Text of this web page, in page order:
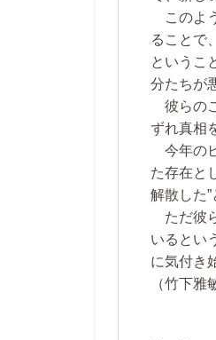
このよ
ることで
というこ
分たちが
彼らの
ずれ真相
今年の
た存在と
解散した
ただ彼
いるとい
に気付き
（竹下雅